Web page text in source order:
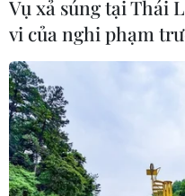
Vụ xả súng tại Thái
vi của nghi phạm